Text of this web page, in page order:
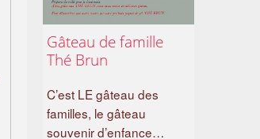
Gâteau de famille
Thé Brun
C’est LE gâteau des
familles, le gâteau
souvenir d’enfance…